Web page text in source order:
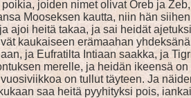
joiden nimet olivat Oreb ja
Mooseksen kautta, niin hän
ajoi heitä takaa, ja sai heidät
kaukaiseen erämaahan
ja Eufratilta Intiaan saakka, ja
merelle, ja heidän ikeensä
on tullut täyteen. Ja
saa heitä pyyhityksi pois,